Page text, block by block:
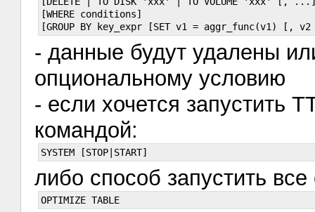
[WHERE conditions]
- данные будут удалены
опциональному условию
- если хочется запустить
командой:
либо способ запустить